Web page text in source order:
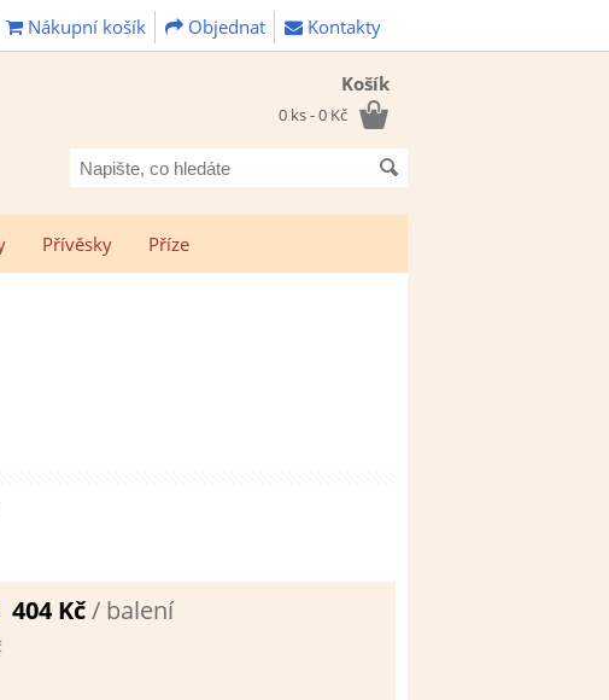
Nákupní košík Objednat Kontakty
Košík
0 ks - 0 Kč
Napište,
co
Přívěsky Příze
404 Kč/ balení